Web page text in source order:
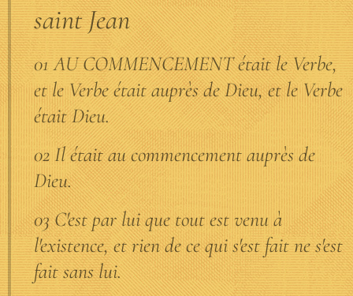
saint Jean
01 AU COMMENCEMENT était le Verbe,
et le Verbe était auprès de Dieu, et le Verbe
était Dieu.
02 Il était au commencement auprès de
Dieu.
03 C'est par lui que tout est venu à
l'existence, et rien de ce qui s'est fait ne s'est
fait sans lui.